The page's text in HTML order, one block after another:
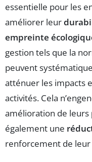
essentielle pour les
améliorer leur
empreinte
gestion tels que la
peuvent
atténuer les impacts
activités. Cela
amélioration de
également une
renforcement de